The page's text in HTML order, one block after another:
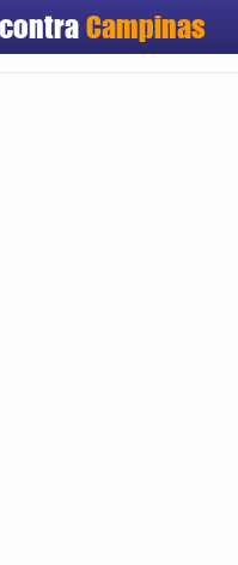
Campinas
Cadastrar empresa